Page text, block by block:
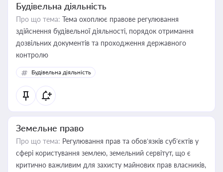
Будівельна діяльність
Про що тема: Тема охоплює правове регулювання
здійснення будівельної діяльності, порядок отримання
дозвільних документів та проходження державного
контролю
Будівельна діяльність
Земельне право
Про що тема: Регулювання прав та обов’язків суб’єктів у
сфері користування землею, земельний сервітут, що є
критично важливим для захисту майнових прав власників,